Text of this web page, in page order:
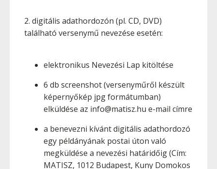
2. digitális adathordozón (pl. CD, DVD)
található versenymű nevezése esetén:
elektronikus Nevezési Lap kitöltése
6 db screenshot (versenyműről készült
képernyőkép jpg formátumban)
elküldése az info@matisz.hu e-mail címre
a benevezni kívánt digitális adathordozó
egy példányának postai úton való
megküldése a nevezési határidőig (Cím:
MATISZ, 1012 Budapest, Kuny Domokos